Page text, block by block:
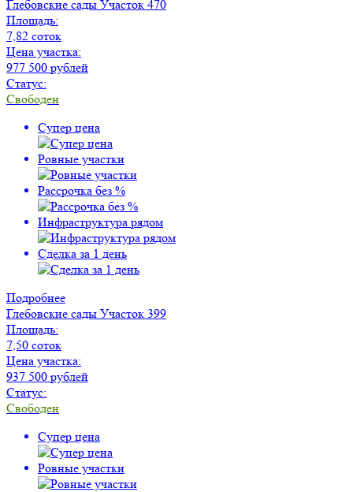
Глебовские сады Участок 470
Площадь:
7,82 соток
Цена участка:
977 500 рублей
Статус:
Свободен
Супер цена
Ровные участки
Рассрочка без %
Инфраструктура рядом
Сделка за 1 день
Подробнее
Глебовские сады Участок 399
Площадь:
7,50 соток
Цена участка:
937 500 рублей
Статус:
Свободен
Супер цена
Ровные участки